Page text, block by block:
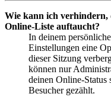
Wie kann ich verhindern,
Online-Liste auftaucht?
In deinem
Einstellungen eine
dieser Sitzung
können nur
deinen Online-Status
Besucher gezählt.